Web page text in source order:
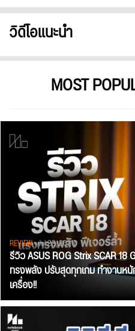
วิดีโอแนะนำ
MOST
REVIEW• Jul 28, 2026
รีวิว ASUS ROG Strix SCAR
ทรงพลัง ปรับสุดทุกเกม ทำงานห
เครื่อง!!